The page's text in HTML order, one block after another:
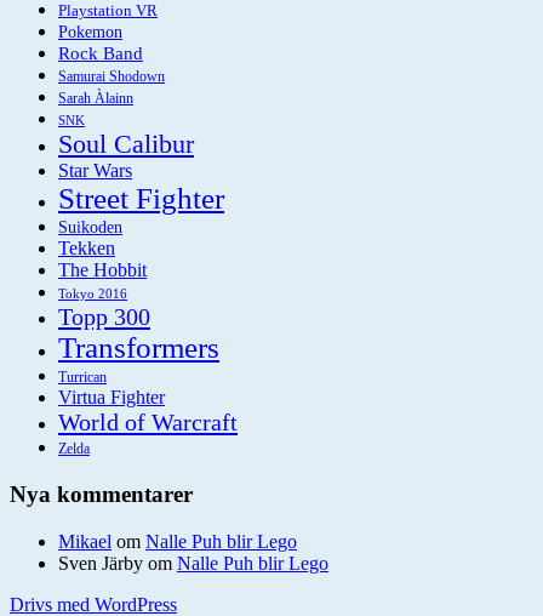
Playstation VR
Pokemon
Rock Band
Samurai Shodown
Sarah Àlainn
SNK
Soul Calibur
Star Wars
Street Fighter
Suikoden
Tekken
The Hobbit
Tokyo 2016
Topp 300
Transformers
Turrican
Virtua Fighter
World of Warcraft
Zelda
Nya kommentarer
Mikael om Nalle Puh blir Lego
Sven Järby om Nalle Puh blir Lego
Drivs med WordPress